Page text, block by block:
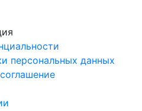
персональных данных